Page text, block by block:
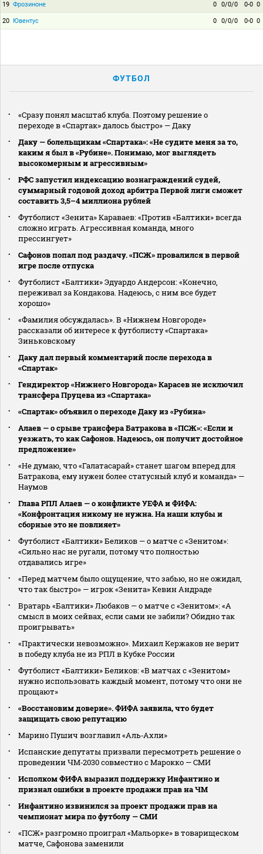
19 Фрозиноне 0 0/0/0 0-0 0
20 Ювентус 0 0/0/0 0-0 0
ФУТБОЛ
«Сразу понял масштаб клуба. Поэтому решение о
переходе в «Спартак» далось быстро» — Даку
Даку — болельщикам «Спартака»: «Не судите меня за то,
каким я был в «Рубине». Понимаю, мог выглядеть
высокомерным и агрессивным»
РФС запустил индексацию вознаграждений судей,
суммарный годовой доход арбитра Первой лиги сможет
составить 3,5–4 миллиона рублей
Футболист «Зенита» Караваев: «Против «Балтики» всегда
сложно играть. Агрессивная команда, много
прессингует»
Сафонов попал под раздачу. «ПСЖ» провалился в первой
игре после отпуска
Футболист «Балтики» Эдуардо Андерсон: «Конечно,
переживал за Кондакова. Надеюсь, с ним все будет
хорошо»
«Фамилия обсуждалась». В «Нижнем Новгороде»
рассказали об интересе к футболисту «Спартака»
Зиньковскому
Даку дал первый комментарий после перехода в
«Спартак»
Гендиректор «Нижнего Новгорода» Карасев не исключил
трансфера Пруцева из «Спартака»
«Спартак» объявил о переходе Даку из «Рубина»
Алаев — о срыве трансфера Батракова в «ПСЖ»: «Если и
уезжать, то как Сафонов. Надеюсь, он получит достойное
предложение»
«Не думаю, что «Галатасарай» станет шагом вперед для
Батракова, ему нужен более статусный клуб и команда» —
Наумов
Глава РПЛ Алаев — о конфликте УЕФА и ФИФА:
«Конфронтация никому не нужна. На наши клубы и
сборные это не повлияет»
Футболист «Балтики» Беликов — о матче с «Зенитом»:
«Сильно нас не ругали, потому что полностью
отдавались игре»
«Перед матчем было ощущение, что забью, но не ожидал,
что так быстро» — игрок «Зенита» Кевин Андраде
Вратарь «Балтики» Любаков — о матче с «Зенитом»: «А
смысл в моих сейвах, если сами не забили? Обидно так
проигрывать»
«Практически невозможно». Михаил Кержаков не верит
в победу клуба не из РПЛ в Кубке России
Футболист «Балтики» Беликов: «В матчах с «Зенитом»
нужно использовать каждый момент, потому что они не
прощают»
«Восстановим доверие». ФИФА заявила, что будет
защищать свою репутацию
Марино Пушич возглавил «Аль‑Ахли»
Испанские депутаты призвали пересмотреть решение о
проведении ЧМ‑2030 совместно с Марокко — СМИ
Исполком ФИФА выразил поддержку Инфантино и
признал ошибки в проекте продажи прав на ЧМ
Инфантино извинился за проект продажи прав на
чемпионат мира по футболу — СМИ
«ПСЖ» разгромно проиграл «Мальорке» в товарищеском
матче, Сафонова заменили